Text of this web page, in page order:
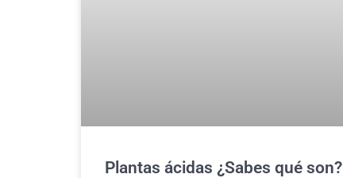
Plantas ácidas ¿Sabes qué son?